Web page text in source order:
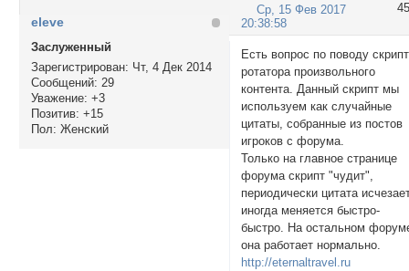
45
Ср, 15 Фев 2017
20:38:58
eleve
Заслуженный
Зарегистрирован: Чт, 4 Дек 2014
Сообщений: 29
Уважение: +3
Позитив: +15
Пол: Женский
Есть вопрос по поводу
ротатора произвольного
контента. Данный скрипт мы
используем как случайные
цитаты, собранные из постов
игроков с форума.
Только на главное странице
форума скрипт "чудит",
периодически цитата
иногда меняется быстро-
быстро. На остальном
она работает нормально.
http://eternaltravel.ru